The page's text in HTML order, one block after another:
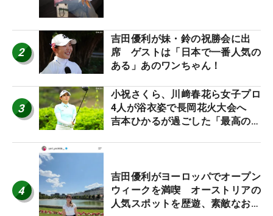
2
吉田優利が妹・鈴の祝勝会に出
席 ゲストは「日本で一番人気の
ある」あのワンちゃん！
3
小祝さくら、川﨑春花ら女子プロ
4人が浴衣姿で長岡花火大会へ
吉本ひかるが過ごした「最高の夏
4
吉田優利がヨーロッパでオープン
ウィークを満喫 オーストリアの
人気スポットを歴遊、素敵なお土